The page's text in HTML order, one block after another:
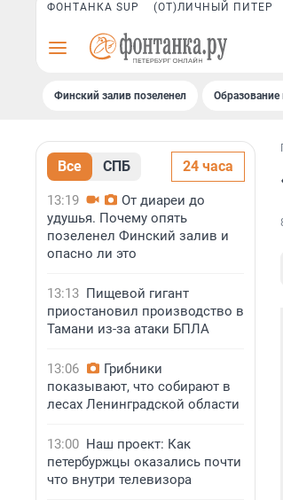
ФОНТАНКА SUP (ОТ)ЛИЧНЫЙ ПИТЕР
Финский залив позеленел Образование
Все СПБ 24 часа
13:19
От диареи до
удушья. Почему опять
позеленел Финский залив и
опасно ли это
13:13 Пищевой гигант
приостановил производство в
Тамани из-за атаки БПЛА
13:06
Грибники
показывают, что собирают в
лесах Ленинградской области
13:00 Наш проект: Как
петербуржцы оказались почти
что внутри телевизора